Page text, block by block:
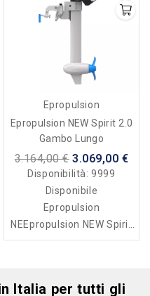
Epropulsion
Epropulsion NEW Spirit 2.0
Gambo Lungo
3.164,00 € 3.069,00 €
Disponibilità:9999
Disponibile
Epropulsion
NEEpropulsion NEW Spirit
2.0 gambo lungoW Spirit
Italia per tutti gli